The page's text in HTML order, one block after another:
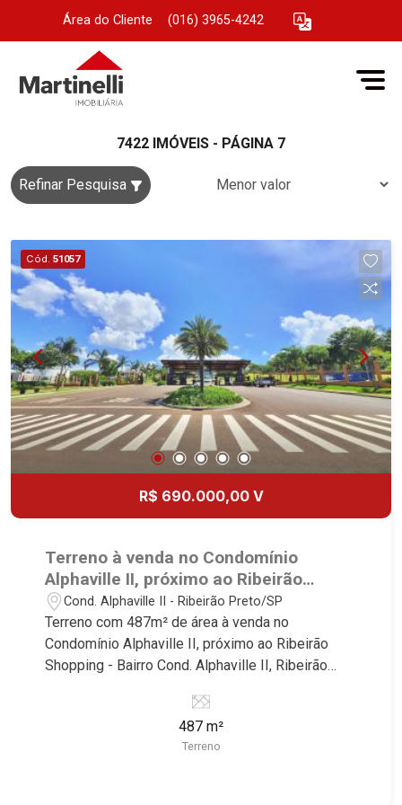
Área do Cliente (016) 3965-4242
7422 IMÓVEIS - PÁGINA 7
Refinar Pesquisa
Cód. 51057
R$ 690.000,00 V
Terreno à venda no Condomínio
Alphaville II, próximo ao Ribeirão
Shopping - Ribeirão Preto/SP.
Cond. Alphaville II - Ribeirão Preto/SP
Terreno com 487m² de área à venda no
Condomínio Alphaville II, próximo ao Ribeirão
Shopping - Bairro Cond. Alphaville II, Ribeirão
imóvel que a Martinelli Imobiliária selecionou
Condomínio fechado - Portaria 24ht - Alto padrão
487 m²
Terreno